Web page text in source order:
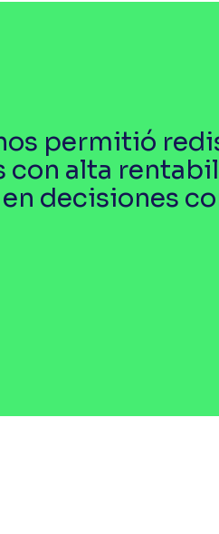
permitió
con alta
decisiones